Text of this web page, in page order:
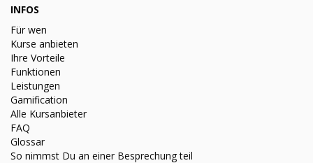
INFOS
Für wen
Kurse anbieten
Ihre Vorteile
Funktionen
Leistungen
Gamification
Alle Kursanbieter
FAQ
Glossar
So nimmst Du an einer Besprechung teil